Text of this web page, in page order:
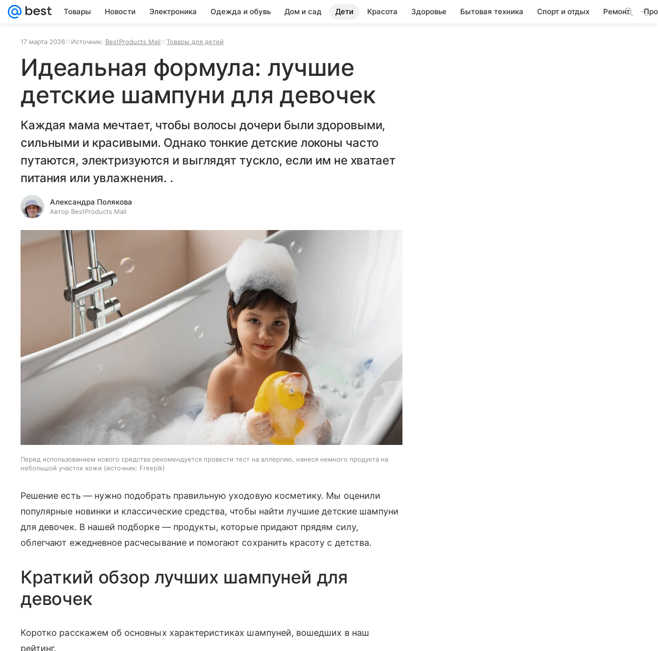
Товары Новости Электроника Одежда и обувь Дом и сад Дети Красота Здоровье Бытовая техника Спорт и отдых Ремонт
17 марта 2026 Источник: BestProducts Mail Товары для детей
Идеальная формула: лучшие
детские шампуни для девочек
Каждая мама мечтает, чтобы волосы дочери были здоровыми,
сильными и красивыми. Однако тонкие детские локоны часто
путаются, электризуются и выглядят тускло, если им не хватает
питания или увлажнения. .
Александра Полякова
Автор BestProducts Mail
Перед использованием нового средства рекомендуется провести тест на аллергию, нанеся немного продукта на
небольшой участок кожи
источник: Freepik
Решение есть — нужно подобрать правильную уходовую косметику. Мы оценили
популярные новинки и классические средства, чтобы найти лучшие детские шампуни
для девочек. В нашей подборке — продукты, которые придают прядям силу,
облегчают ежедневное расчесывание и помогают сохранить красоту с детства.
Краткий обзор лучших шампуней для
девочек
Коротко расскажем об основных характеристиках шампуней, вошедших в наш
рейтинг.